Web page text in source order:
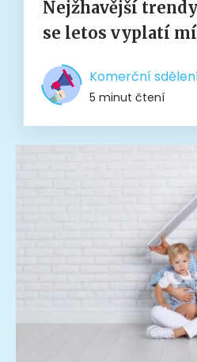
Nejžhavější
se letos vyplatí
Komerční
5 minut čtení